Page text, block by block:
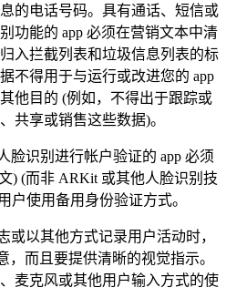
的电话号码。具有通话、短信或
功能的 app 必须在营销文本中清
入拦截列表和垃圾信息列表的标
不得用于与运行或改进您的 app
他目的 (例如，不得出于跟踪或
共享或销售这些数据)。
脸识别进行帐户验证的 app 必须
) (而非 ARKit 或其他人脸识别技
户使用备用身份验证方式。
或以其他方式记录用户活动时，
，而且要提供清晰的视觉指示。
麦克风或其他用户输入方式的使